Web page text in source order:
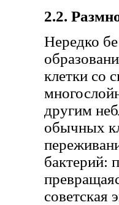
2.2.
Нередко
клетки со
другим
обычных
бактерий:
советская